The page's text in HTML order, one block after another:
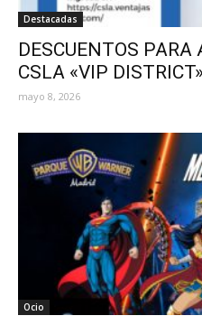
Destacadas
DESCUENTOS PARA
CSLA «VIP DISTRICT»
mayo 8, 2026
Ocio